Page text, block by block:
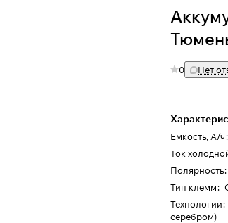
0 Нет
Емкость, А/ч:
Ток
Полярность:
Тип клемм:
Технологии:
серебром)